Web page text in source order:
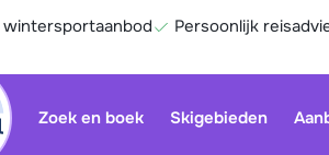
Persoonlijk
Zoek en boek Skigebieden